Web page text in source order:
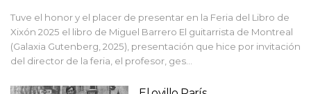
Tuve el honor y el placer de presentar en la Feria del Libro de
Xixón 2025 el libro de Miguel Barrero El guitarrista de Montreal
(Galaxia Gutenberg, 2025), presentación que hice por invitación
del director de la feria, el profesor, ges…